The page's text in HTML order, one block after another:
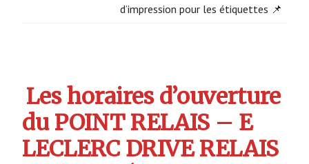
d’impression pour les étiquettes 📌
Les horaires d’ouverture
du POINT RELAIS – E
LECLERC DRIVE RELAIS